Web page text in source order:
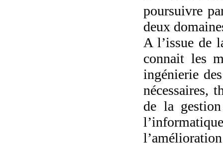
poursuivre
deux
A l’issue de
connait les
ingénierie
nécessaires,
de la